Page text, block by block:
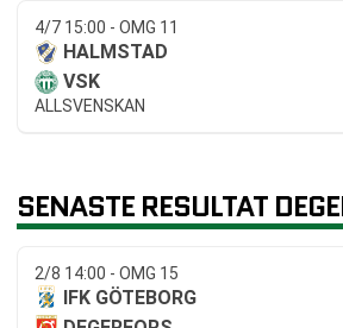
4/7 15:00 - OMG 11
HALMSTAD
VSK
ALLSVENSKAN
SENASTE RESULTAT
2/8 14:00 - OMG 15
IFK GÖTEBORG